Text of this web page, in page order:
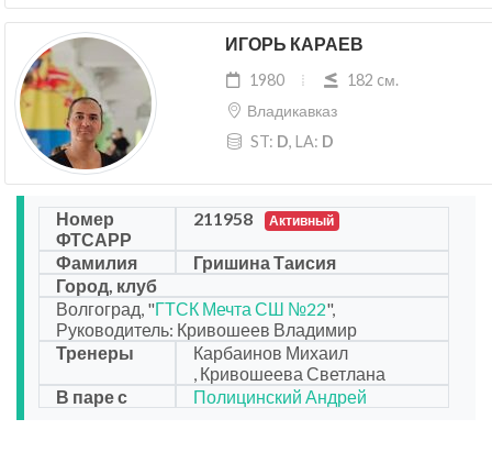
ИГОРЬ КАРАЕВ
1980
182 cм.
Владикавказ
ST: D, LA: D
Номер
ФТСАРР
211958 Активный
Фамилия
Гришина Таисия
Город, клуб
Волгоград, "ГТСК Мечта СШ №22",
Руководитель: Кривошеев Владимир
Тренеры
Карбаинов Михаил
, Кривошеева Светлана
В паре с
Полицинский Андрей